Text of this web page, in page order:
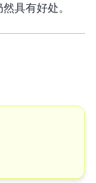
具有好处。